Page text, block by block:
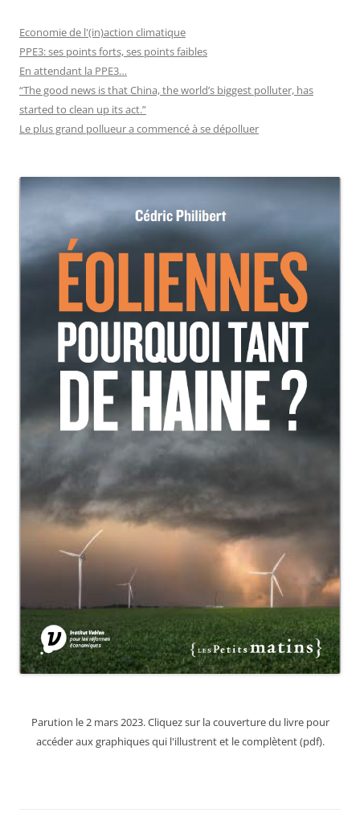
Economie de l'(in)action climatique
PPE3: ses points forts, ses points faibles
En attendant la PPE3…
“The good news is that China, the world’s biggest polluter, has
started to clean up its act.”
Le plus grand pollueur a commencé à se dépolluer
Parution le 2 mars 2023. Cliquez sur la couverture du livre pour
accéder aux graphiques qui l'illustrent et le complètent (pdf).